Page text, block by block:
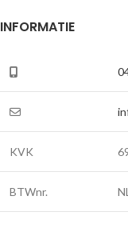
INFORMATIE
KVK
BTWnr.